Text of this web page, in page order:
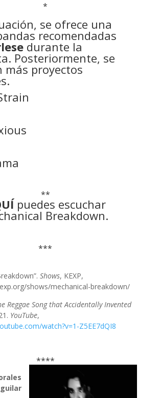
*
se ofrece una
recomendadas
durante la
Posteriormente, se
más proyectos
**
puedes escuchar
Breakdown.
***
Shows, KEXP,
shows/mechanical-breakdown/
Reggae Song that Accidentally Invented
YouTube,
watch?v=1-Z5EE7dQI8
****